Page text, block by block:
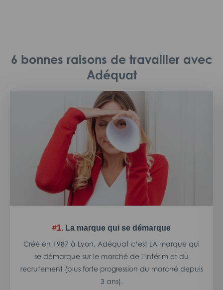
6 bonnes raisons de travailler avec
Adéquat
#1. La marque qui se démarque
Créé en 1987 à Lyon, Adéquat c’est LA marque qui
se démarque sur le marché de l’intérim et du
recrutement (plus forte progression du marché depuis
3 ans).